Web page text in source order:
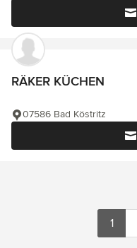
RÄKER KÜCHEN
07586 Bad Köstritz
1